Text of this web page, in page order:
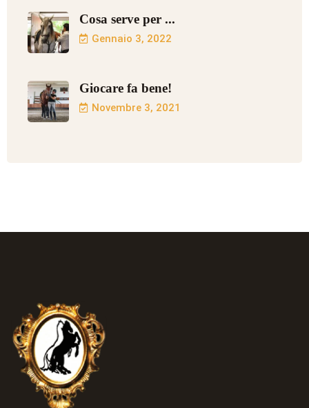
Cosa serve per ...
Gennaio 3, 2022
Giocare fa bene!
Novembre 3, 2021